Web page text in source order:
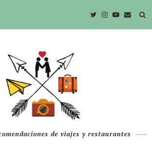
de viajes y restaurantes